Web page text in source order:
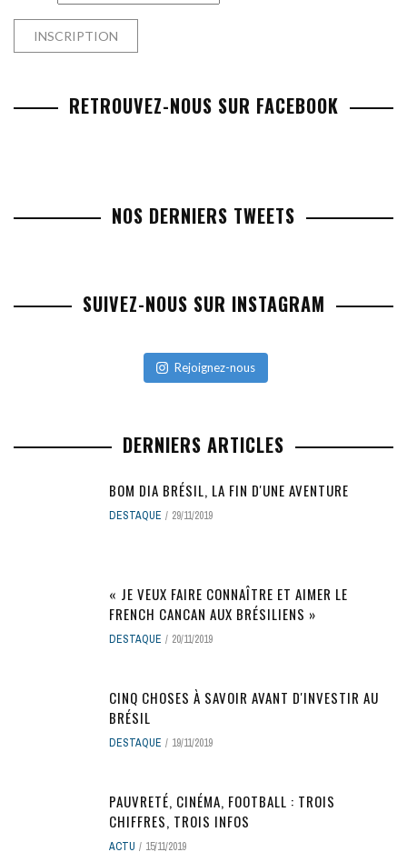
RETROUVEZ-NOUS SUR FACEBOOK
NOS DERNIERS TWEETS
SUIVEZ-NOUS SUR INSTAGRAM
Rejoignez-nous
DERNIERS ARTICLES
BOM DIA BRÉSIL, LA FIN D'UNE AVENTURE
DESTAQUE 29/11/2019
« JE VEUX FAIRE CONNAÎTRE ET AIMER LE
FRENCH CANCAN AUX BRÉSILIENS »
DESTAQUE 20/11/2019
CINQ CHOSES À SAVOIR AVANT D'INVESTIR AU
BRÉSIL
DESTAQUE 19/11/2019
PAUVRETÉ, CINÉMA, FOOTBALL : TROIS
CHIFFRES, TROIS INFOS
ACTU 15/11/2019